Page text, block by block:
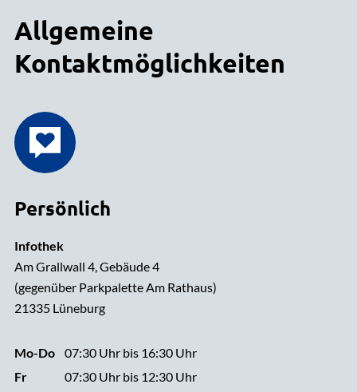
Allgemeine
Kontaktmöglichkeiten
Persönlich
Infothek
Am Grallwall 4, Gebäude 4
(gegenüber Parkpalette Am Rathaus)
21335 Lüneburg
Mo-Do
Fr
07:30 Uhr bis 16:30 Uhr
07:30 Uhr bis 12:30 Uhr